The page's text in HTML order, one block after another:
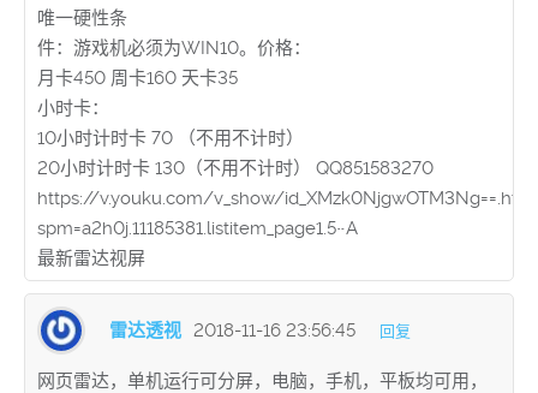
唯一硬性条
件：游戏机必须为WIN10。价格：
月卡450 周卡160 天卡35
小时卡：
10小时计时卡 70 （不用不计时）
20小时计时卡 130（不用不计时） QQ851583270
https://v.youku.com/v_show/
spm=a2h0j.11185381.listitem_page1.5~A
最新雷达视屏
雷达透视 2018-11-16 23:56:45 回复
网页雷达，单机运行可分屏，电脑，手机，平板均可用，